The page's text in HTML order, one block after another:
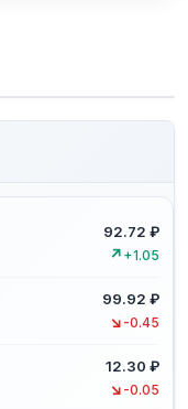
92.72 ₽
↗ +1.05
99.92 ₽
↘ -0.45
12.30 ₽
↘ -0.05